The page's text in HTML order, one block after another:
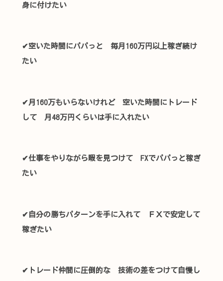
身に付けたい
✔空いた時間にパパっと 毎月160万円以上稼ぎ続け
たい
✔月160万もいらないけれど 空いた時間にトレード
して 月48万円くらいは手に入れたい
✔仕事をやりながら暇を見つけて FXでパパっと稼ぎ
たい
✔自分の勝ちパターンを手に入れて ＦＸで安定して
稼ぎたい
✔トレード仲間に圧倒的な 技術の差をつけて自慢し